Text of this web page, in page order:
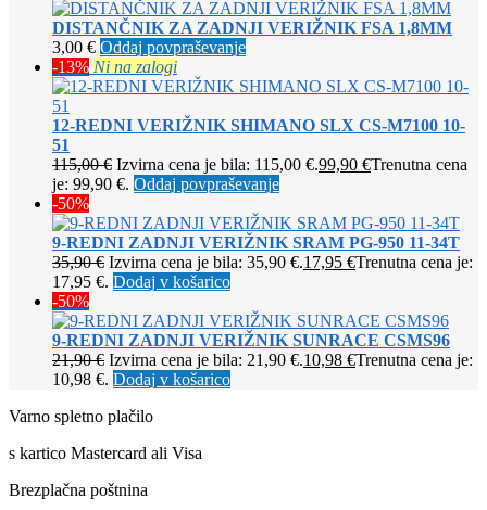
DISTANČNIK ZA ZADNJI VERIŽNIK FSA 1,8MM
3,00 € Oddaj povpraševanje
-13% Ni na zalogi
12-REDNI VERIŽNIK SHIMANO SLX CS-M7100 10-
51
115,00€ Izvirna cena je bila: 115,00 €.99,90 €Trenutna cena
je: 99,90 €. Oddaj povpraševanje
-50%
9-REDNI ZADNJI VERIŽNIK SRAM PG-950 11-34T
35,90€ Izvirna cena je bila: 35,90 €.17,95 €Trenutna cena je:
17,95 €. Dodaj v košarico
-50%
9-REDNI ZADNJI VERIŽNIK SUNRACE CSMS96
21,90€ Izvirna cena je bila: 21,90 €.10,98 €Trenutna cena je:
10,98 €. Dodaj v košarico
Varno spletno plačilo
s kartico Mastercard ali Visa
Brezplačna poštnina